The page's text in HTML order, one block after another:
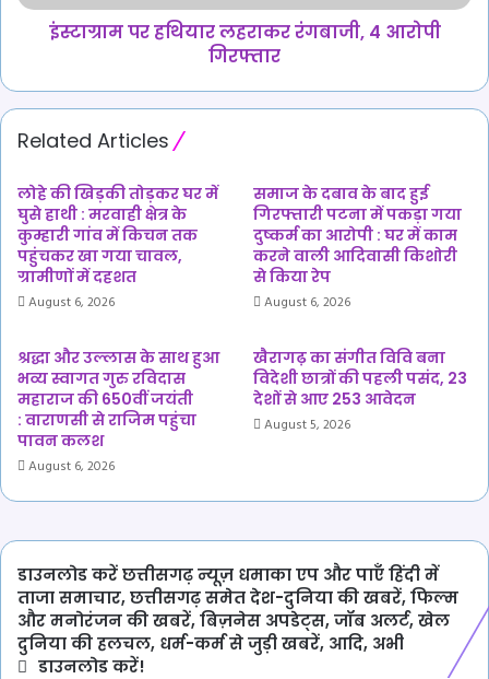
इंस्टाग्राम पर हथियार लहराकर रंगबाजी, 4 आरोपी
गिरफ्तार
Related Articles
लोहे की खिड़की तोड़कर घर में
घुसे हाथी : मरवाही क्षेत्र के
कुम्हारी गांव में किचन तक
पहुंचकर खा गया चावल,
ग्रामीणों में दहशत
August 6, 2026
समाज के दबाव के बाद हुई
गिरफ्तारी पटना में पकड़ा गया
दुष्कर्म का आरोपी : घर में काम
करने वाली आदिवासी किशोरी
से किया रेप
August 6, 2026
श्रद्धा और उल्लास के साथ हुआ
भव्य स्वागत गुरु रविदास
महाराज की 650वीं जयंती
: वाराणसी से राजिम पहुंचा
पावन कलश
August 6, 2026
खैरागढ़ का संगीत विवि बना
विदेशी छात्रों की पहली पसंद, 23
देशों से आए 253 आवेदन
August 5, 2026
डाउनलोड करें छत्तीसगढ़ न्यूज़ धमाका एप और पाएँ हिंदी में
ताजा समाचार, छत्तीसगढ़ समेत देश-दुनिया की खबरें, फिल्म
और मनोरंजन की खबरें, बिज़नेस अपडेट्स, जॉब अलर्ट, खेल
दुनिया की हलचल, धर्म-कर्म से जुड़ी खबरें, आदि, अभी
डाउनलोड करें!